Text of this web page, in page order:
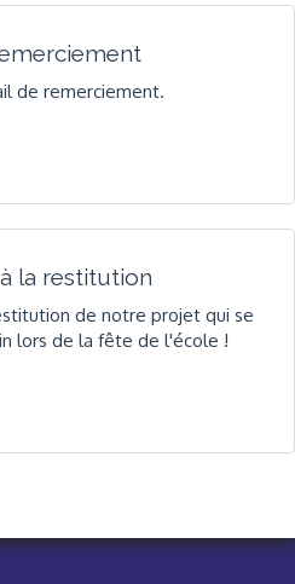
de remerciement.
la restitution
de notre projet qui se
lors de la fête de l'école !